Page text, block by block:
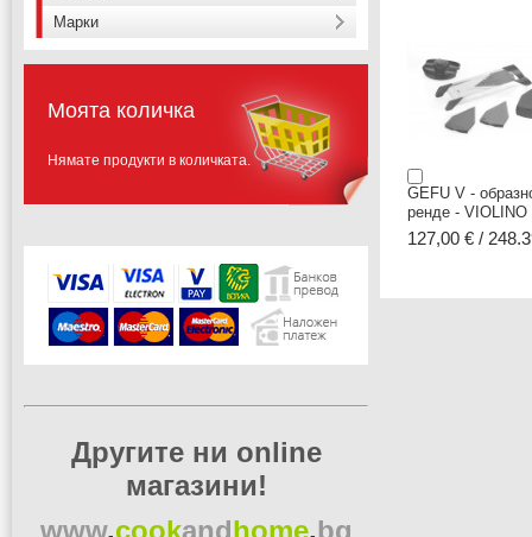
GEFU V -
ренде - VIOLINO
127,00 € /
Марки
Моята количка
Нямате продукти в количката.
Другите ни online
магазини!
www.cookandhome.bg